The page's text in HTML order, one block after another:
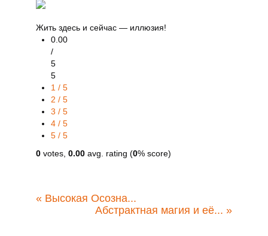
Жить здесь и сейчас — иллюзия!
0.00
/
5
5
1 / 5
2 / 5
3 / 5
4 / 5
5 / 5
0 votes, 0.00 avg. rating (0% score)
« Высокая Осозна...
Абстрактная магия и её... »